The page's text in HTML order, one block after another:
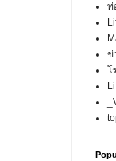
ท่
ข่
โ